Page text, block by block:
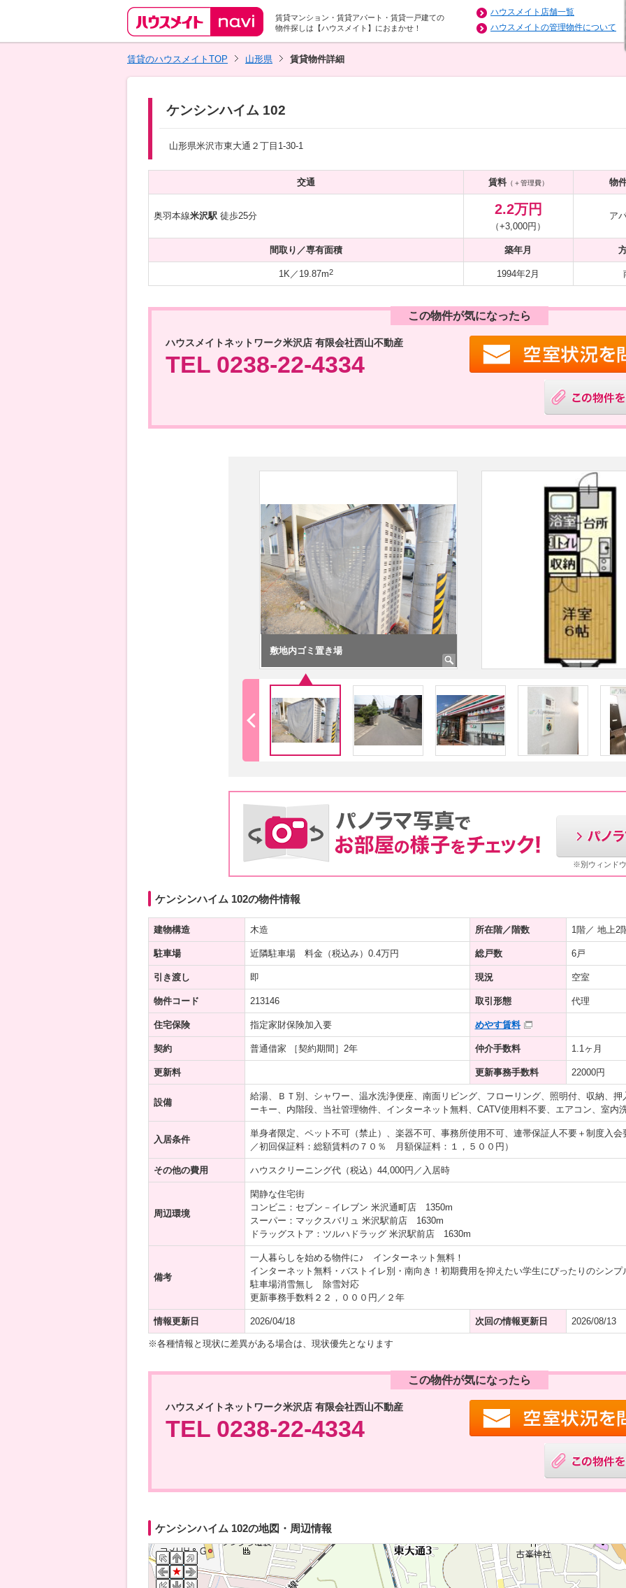
賃貸マンション・賃貸アパート・賃貸一戸建ての
物件探しは【ハウスメイト】におまかせ！
ハウスメイト店舗一覧
ハウスメイトの管理物件について
賃貸のハウスメイトTOP 山形県 賃貸物件詳細
ケンシンハイム 102
山形県米沢市東大通２丁目1-30-1
交通 賃料（＋管理費） 物
奥羽本線米沢駅徒歩25分 2.2万円
（+3,000円）
ア
間取り／専有面積 築年月
1K／19.87m2 1994年2月
この物件が気になったら
ハウスメイトネットワーク米沢店 有限会社西山不動産
TEL 0238-22-4334
敷地内ゴミ置き場
※別ウィンド
ケンシンハイム 102の物件情報
建物構造 木造 所在階／階数 1階／ 地上2
駐車場 近隣駐車場 料金（税込み）0.4万円 総戸数 6戸
引き渡し 即 現況 空室
物件コード 213146 取引形態 代理
住宅保険 指定家財保険加入要 めやす賃料
契約 普通借家 ［契約期間］2年 仲介手数料 1.1ヶ月
更新料 更新事務手数料 22000円
設備
給湯、ＢＴ別、シャワー、温水洗浄便座、南面リビング、フローリング、照明付、収納、
ーキー、内階段、当社管理物件、インターネット無料、CATV使用料不要、エアコン、室内
入居条件
単身者限定、ペット不可（禁止）、楽器不可、事務所使用不可、連帯保証人不要＋制度入
／初回保証料：総額賃料の７０％ 月額保証料：１，５００円）
その他の費用 ハウスクリーニング代（税込）44,000円／入居時
周辺環境
閑静な住宅街
コンビニ：セブン－イレブン 米沢通町店 1350m
スーパー：マックスバリュ 米沢駅前店 1630m
ドラッグストア：ツルハドラッグ 米沢駅前店 1630m
備考
一人暮らしを始める物件に♪ インターネット無料！
インターネット無料・バストイレ別・南向き！初期費用を抑えたい学生にぴったりのシンプ
駐車場消雪無し 除雪対応
更新事務手数料２２，０００円／２年
情報更新日 2026/04/18 次回の情報更新日 2026/08/13
※各種情報と現状に差異がある場合は、現状優先となります
この物件が気になったら
ハウスメイトネットワーク米沢店 有限会社西山不動産
TEL 0238-22-4334
ケンシンハイム 102の地図・周辺情報